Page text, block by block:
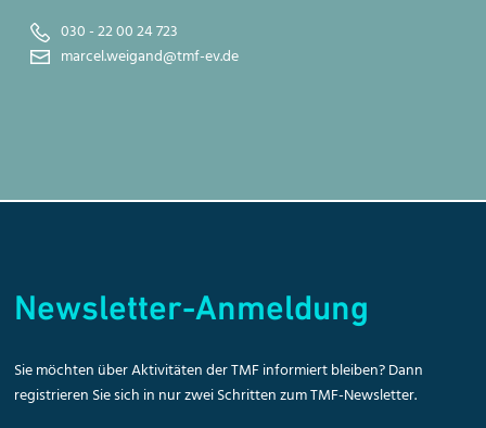
030 - 22 00 24 723
marcel.weigand@tmf-ev.de
Newsletter-Anmeldung
Sie möchten über Aktivitäten der TMF informiert bleiben? Dann
registrieren Sie sich in nur zwei Schritten zum TMF-Newsletter.